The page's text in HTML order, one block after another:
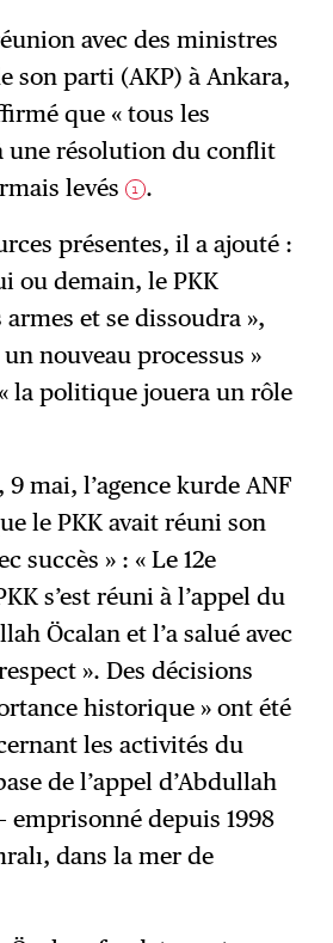
avec des ministres
son parti (AKP) à Ankara,
que « tous les
une résolution du conflit
levés
1 .
présentes, il a ajouté :
ou demain, le PKK
armes et se dissoudra »,
nouveau processus »
la politique jouera un rôle
mai, l’agence kurde ANF
le PKK avait réuni son
succès » : « Le 12e
s’est réuni à l’appel du
Öcalan et l’a salué avec
». Des décisions
historique » ont été
les activités du
de l’appel d’Abdullah
emprisonné depuis 1998
dans la mer de